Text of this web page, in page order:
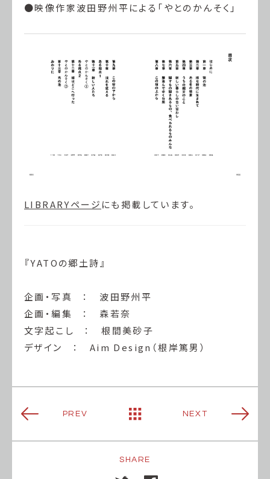
●映像作家波田野州平による「やとのかんそく」
LIBRARYページ にも掲載しています。
『YATOの郷土詩』
企画・写真 ： 波田野州平
企画・編集 ： 森若奈
文字起こし ： 根間美砂子
デザイン ： Aim Design（根岸篤男）
PREV NEXT
SHARE